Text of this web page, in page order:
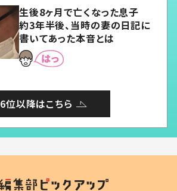
生後8ヶ月で亡くなった息子
約3年半後、当時の妻の日記に
書いてあった本音とは
6位以降はこちら